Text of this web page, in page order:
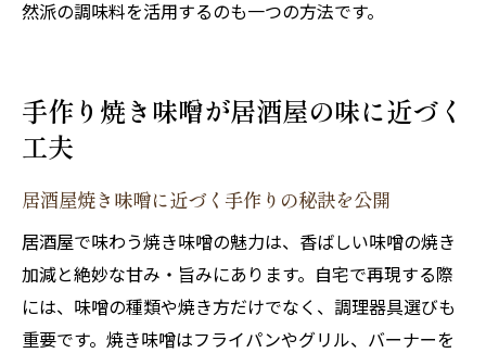
然派の調味料を活用するのも一つの方法です。
手作り焼き味噌が居酒屋の味に近づく
工夫
居酒屋焼き味噌に近づく手作りの秘訣を公開
居酒屋で味わう焼き味噌の魅力は、香ばしい味噌の焼き
加減と絶妙な甘み・旨みにあります。自宅で再現する際
には、味噌の種類や焼き方だけでなく、調理器具選びも
重要です。焼き味噌はフライパンやグリル、バーナーを